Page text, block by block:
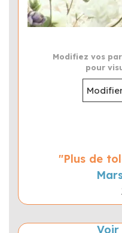
Modifiez vos
pour
"Plus de
Voir